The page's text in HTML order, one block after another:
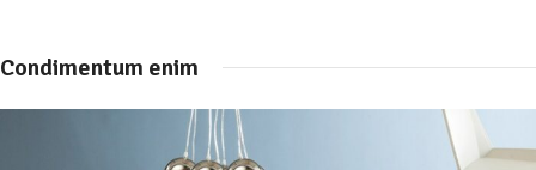
Condimentum enim